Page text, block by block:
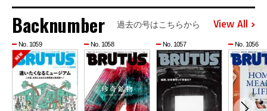
Backnumber 過去の号はこちらから View All
No. 1059 No. 1058 No. 1057 No. 1056